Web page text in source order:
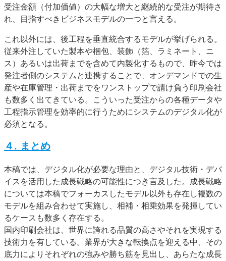
受注金額（付加価値）の大幅な増大と継続的な受注が期待さ
れ、目指すべきビジネスモデルの一つと言える。
これ以外には、後工程を垂直統合するモデルが挙げられる。
従来外注していた製本や梱包、装飾（箔、ラミネート、ニ
ス）あるいは出荷までを含めて内製化するもので、昨今では
発注者側のシステムと連携することで、オンデマンドでの生
産や在庫管理・出荷までをワンストップで請け負う印刷会社
も数多く出てきている。こういった受注からの各種データや
工程指示管理を効率的に行うためにシステムのデジタル化が
必須となる。
４. まとめ
本稿では、デジタル化が必要な理由と、デジタル技術・デバ
イスを活用した成長戦略の可能性につき言及した。成長戦略
については本稿でフォーカスしたモデル以外も存在し複数の
モデルを組み合わせて実施し、相補・相乗効果を発揮してい
るケースも数多く存在する。
国内印刷会社は、世界に誇れる品質の高さやそれを実現する
技術力を有している。業界が大きな転換点を迎える中、その
底力によりそれぞれの強みや勝ち筋を見出し、あらたな成長